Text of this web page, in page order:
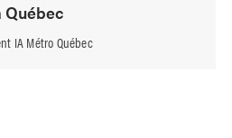
IA Métro Québec